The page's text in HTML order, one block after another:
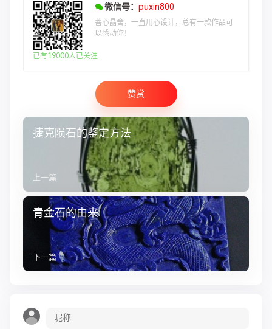
微信号： puxin800
菩心晶舍，一直用心设计，总有一款作品可
以感动你！
已有19000人已关注
赞赏
捷克陨石的鉴定方法
上一篇
青金石的由来
下一篇